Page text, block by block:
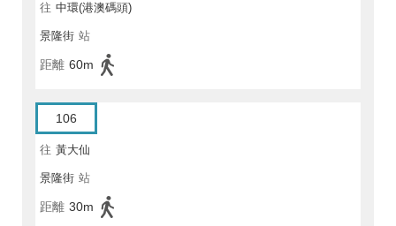
往 中環(港澳碼頭)
景隆街 站
距離 60m
106
往 黃大仙
景隆街 站
距離 30m